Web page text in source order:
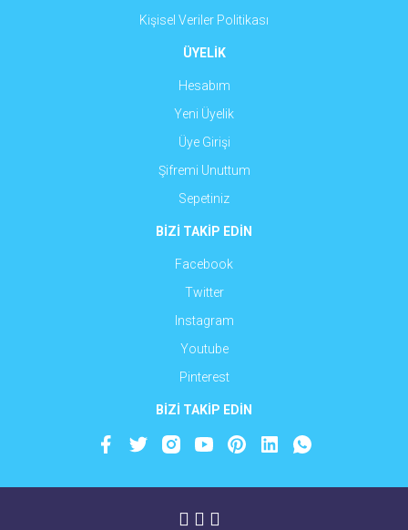
Kişisel Veriler Politikası
ÜYELİK
Hesabım
Yeni Üyelik
Üye Girişi
Şifremi Unuttum
Sepetiniz
BİZİ TAKİP EDİN
Facebook
Twitter
Instagram
Youtube
Pinterest
BİZİ TAKİP EDİN